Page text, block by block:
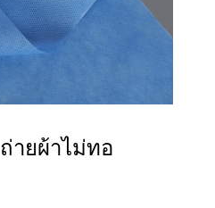
ถ่ายผ้าไม่ทอ